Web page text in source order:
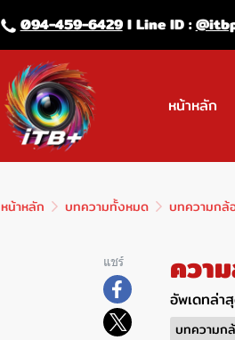
094-459-6429l Line lD :
หน้าหลัก
หน้าหลัก บทความทั้งหมด บทความกล้
แชร์ ควา
อัพเดทล่า
บทความก